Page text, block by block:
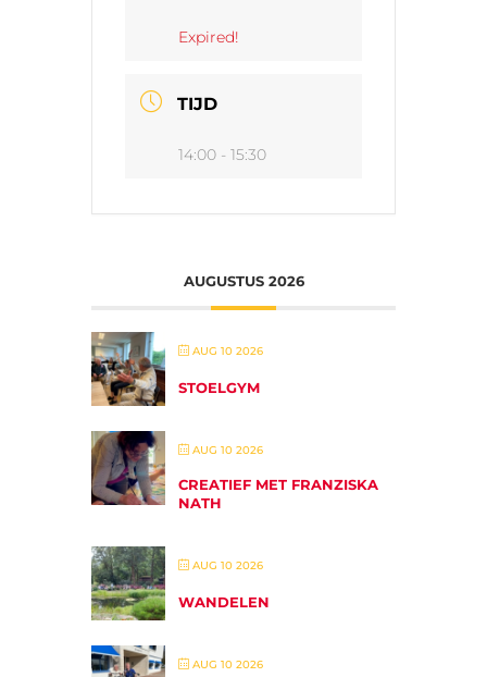
Expired!
TIJD
14:00 - 15:30
AUGUSTUS 2026
AUG 10 2026
STOELGYM
AUG 10 2026
CREATIEF MET FRANZISKA
NATH
AUG 10 2026
WANDELEN
AUG 10 2026